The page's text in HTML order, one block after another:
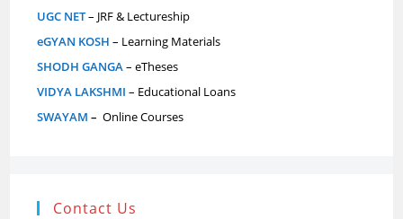
UGC NET– JRF & Lectureship
eGYAN KOSH – Learning Materials
SHODH GANGA– eTheses
VIDYA LAKSHMI – Educational Loans
SWAYAM – Online Courses
Contact Us